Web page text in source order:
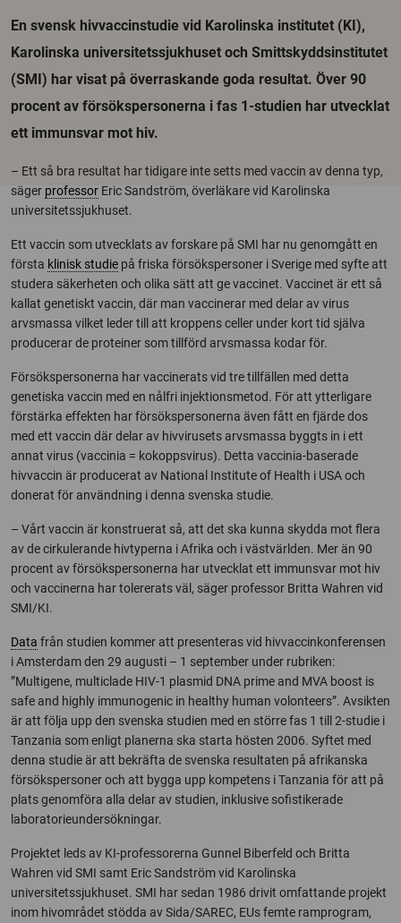
En svensk hivvaccinstudie vid Karolinska institutet (KI),
Karolinska universitetssjukhuset och Smittskyddsinstitutet
(SMI) har visat på överraskande goda resultat. Över 90
procent av försökspersonerna i fas 1-studien har utvecklat
ett immunsvar mot hiv.
– Ett så bra resultat har tidigare inte setts med vaccin av denna typ,
säger professor Eric Sandström, överläkare vid Karolinska
universitetssjukhuset.
Ett vaccin som utvecklats av forskare på SMI har nu genomgått en
första klinisk studie på friska försökspersoner i Sverige med syfte att
studera säkerheten och olika sätt att ge vaccinet. Vaccinet är ett så
kallat genetiskt vaccin, där man vaccinerar med delar av virus
arvsmassa vilket leder till att kroppens celler under kort tid själva
producerar de proteiner som tillförd arvsmassa kodar för.
Försökspersonerna har vaccinerats vid tre tillfällen med detta
genetiska vaccin med en nålfri injektionsmetod. För att ytterligare
förstärka effekten har försökspersonerna även fått en fjärde dos
med ett vaccin där delar av hivvirusets arvsmassa byggts in i ett
annat virus (vaccinia = kokoppsvirus). Detta vaccinia-baserade
hivvaccin är producerat av National Institute of Health i USA och
donerat för användning i denna svenska studie.
– Vårt vaccin är konstruerat så, att det ska kunna skydda mot flera
av de cirkulerande hivtyperna i Afrika och i västvärlden. Mer än 90
procent av försökspersonerna har utvecklat ett immunsvar mot hiv
och vaccinerna har tolererats väl, säger professor Britta Wahren vid
SMI/KI.
Data från studien kommer att presenteras vid hivvaccinkonferensen
i Amsterdam den 29 augusti – 1 september under rubriken:
”Multigene, multiclade HIV-1 plasmid DNA prime and MVA boost is
safe and highly immunogenic in healthy human volonteers”. Avsikten
är att följa upp den svenska studien med en större fas 1 till 2-studie i
Tanzania som enligt planerna ska starta hösten 2006. Syftet med
denna studie är att bekräfta de svenska resultaten på afrikanska
försökspersoner och att bygga upp kompetens i Tanzania för att på
plats genomföra alla delar av studien, inklusive sofistikerade
laboratorieundersökningar.
Projektet leds av KI-professorerna Gunnel Biberfeld och Britta
Wahren vid SMI samt Eric Sandström vid Karolinska
universitetssjukhuset. SMI har sedan 1986 drivit omfattande projekt
inom hivområdet stödda av Sida/SAREC, EUs femte ramprogram,